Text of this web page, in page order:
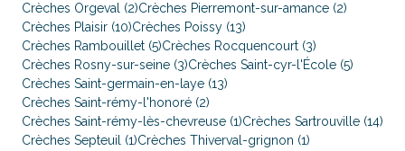
Crèches Orgeval (2)Crèches Pierremont-sur-amance (2)
Crèches Plaisir (10)Crèches Poissy (13)
Crèches Rambouillet (5)Crèches Rocquencourt (3)
Crèches Rosny-sur-seine (3)Crèches Saint-cyr-l'École (5)
Crèches Saint-germain-en-laye (13)
Crèches Saint-rémy-l'honoré (2)
Crèches Saint-rémy-lès-chevreuse (1)Crèches Sartrouville (14)
Crèches Septeuil (1)Crèches Thiverval-grignon (1)